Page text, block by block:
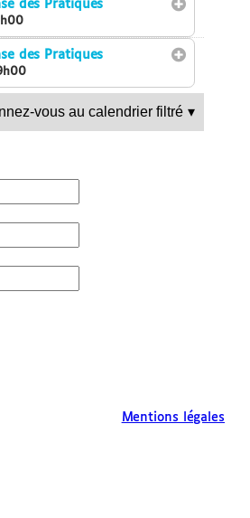
des Pratiques
des Pratiques
vous au calendrier filtré ▾
Mentions légales